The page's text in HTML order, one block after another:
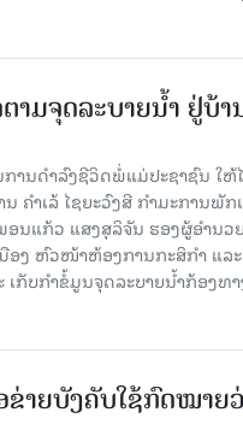
າມຈຸດລະບາຍນໍ້າ ຢູ່ບ້
ານດໍາລົງຊີວິດພໍ່ແມ່ປະຊາຊົນ ໃ
ຄໍາເລ້ ໄຊຍະວົງສີ ກໍາມະການພັກ
ນແກ້ວ ແສງສຸລິຈັນ ຮອງຜູ້ອໍານວ
ງ ຫົວໜ້າຫ້ອງການກະສິກໍາ ແລ
ບກໍາຂໍ້ມູນຈຸດລະບາຍນໍ້າກ້ອງທາ
າຍບັງຄັບໃຊ້ກົດໝາຍ